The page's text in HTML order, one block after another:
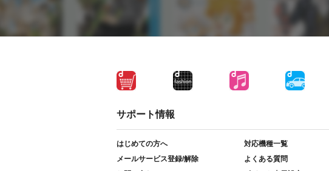
サポート情報
はじめての方へ
対応機種一覧
メールサービス登録/解除
よくある質問